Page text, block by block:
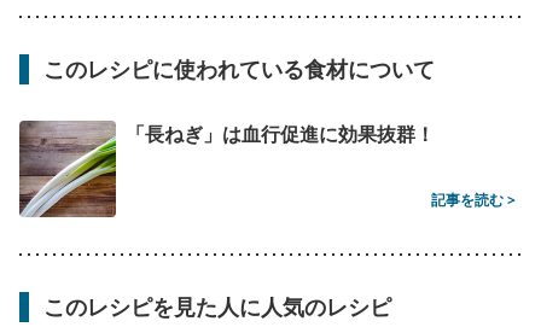
このレシピに使われている食材について
「長ねぎ」は血行促進に効果抜群！
記事を読む >
このレシピを見た人に人気のレシピ